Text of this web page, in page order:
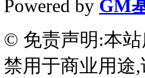
Powered by GM
© 免责声明:本
禁用于商业用途